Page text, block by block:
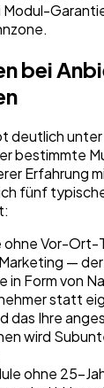
bei
deutlich
bestimmte
Erfahrung
fünf
Vor-Ort-
—
in Form von
statt
das Ihre
wird
ohne 25-